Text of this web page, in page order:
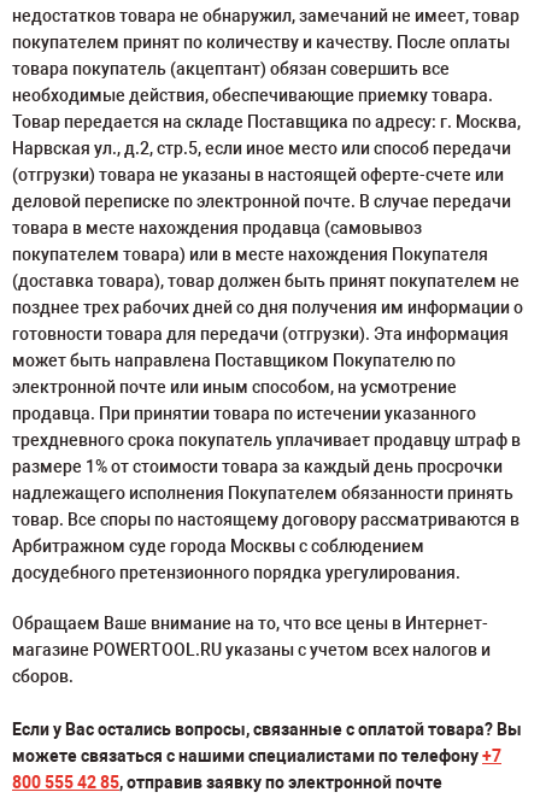
недостатков товара не обнаружил, замечаний не имеет, товар
покупателем принят по количеству и качеству. После оплаты
товара покупатель (акцептант) обязан совершить все
необходимые действия, обеспечивающие приемку товара.
Товар передается на складе Поставщика по адресу: г. Москва,
Нарвская ул., д.2, стр.5, если иное место или способ передачи
(отгрузки) товара не указаны в настоящей оферте-счете или
деловой переписке по электронной почте. В случае передачи
товара в месте нахождения продавца (самовывоз
покупателем товара) или в месте нахождения Покупателя
(доставка товара), товар должен быть принят покупателем не
позднее трех рабочих дней со дня получения им информации о
готовности товара для передачи (отгрузки). Эта информация
может быть направлена Поставщиком Покупателю по
электронной почте или иным способом, на усмотрение
продавца. При принятии товара по истечении указанного
трехдневного срока покупатель уплачивает продавцу штраф в
размере 1% от стоимости товара за каждый день просрочки
надлежащего исполнения Покупателем обязанности принять
товар. Все споры по настоящему договору рассматриваются в
Арбитражном суде города Москвы с соблюдением
досудебного претензионного порядка урегулирования.
Обращаем Ваше внимание на то, что все цены в Интернет-
магазине POWERTOOL.RU указаны с учетом всех налогов и
сборов.
Если у Вас остались вопросы, связанные с оплатой товара? Вы
можете связаться с нашими специалистами по телефону+7
800 555 42 85, отправив заявку по электронной почте